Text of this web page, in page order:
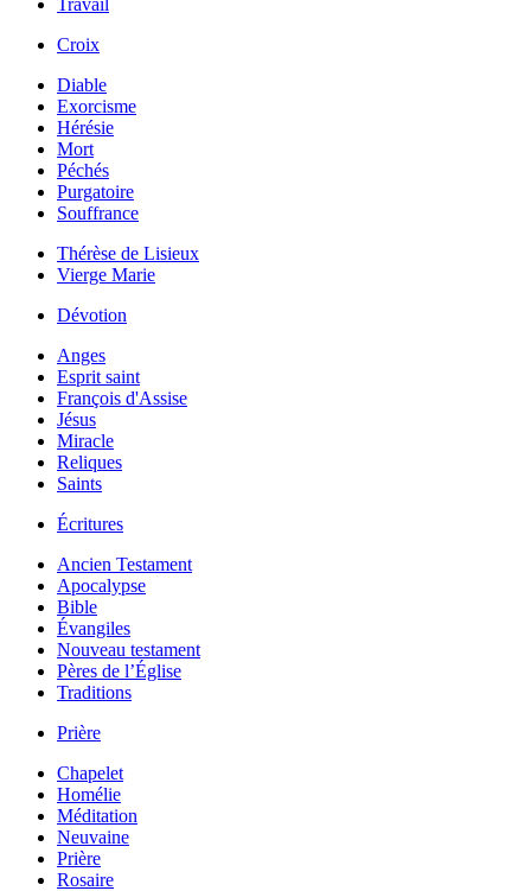
Travail
Croix
Diable
Exorcisme
Hérésie
Mort
Péchés
Purgatoire
Souffrance
Thérèse de Lisieux
Vierge Marie
Dévotion
Anges
Esprit saint
François d'Assise
Jésus
Miracle
Reliques
Saints
Écritures
Ancien Testament
Apocalypse
Bible
Évangiles
Nouveau testament
Pères de l’Église
Traditions
Prière
Chapelet
Homélie
Méditation
Neuvaine
Prière
Rosaire